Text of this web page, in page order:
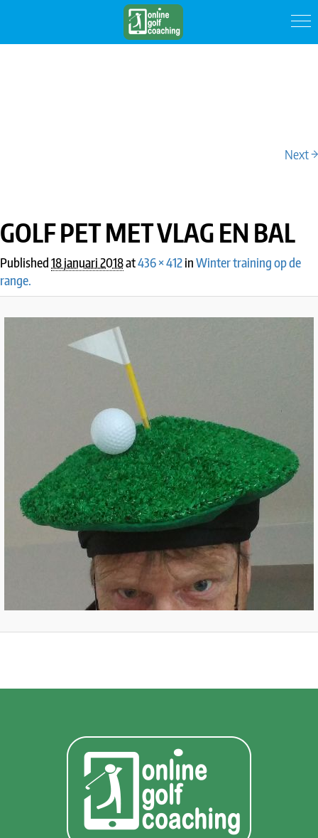
Next →
GOLF PET MET VLAG EN BAL
Published18 januari 2018at436 × 412inWinter training op de
range.